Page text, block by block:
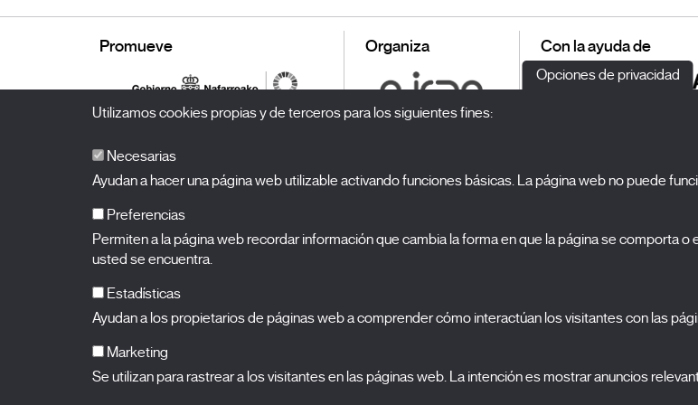
Promueve Organiza Con la ayuda de
BALUARTEPalacio de Congresos y Auditorio de Navarra
Plaza de la Constitución s/n.
Ver mapa
Edición 2027
X Films
FAQs
Opciones de privacidad
Utilizamos cookies propias y de terceros para los siguientes fines:
Necesarias
Ayudan a hacer una página web utilizable activando funciones básicas. La página web no puede
Preferencias
Permiten a la página web recordar información que cambia la forma en que la página se comporta
usted se encuentra.
Estadísticas
Ayudan a los propietarios de páginas web a comprender cómo interactúan los visitantes con las
Marketing
Se utilizan para rastrear a los visitantes en las páginas web. La intención es mostrar anuncios